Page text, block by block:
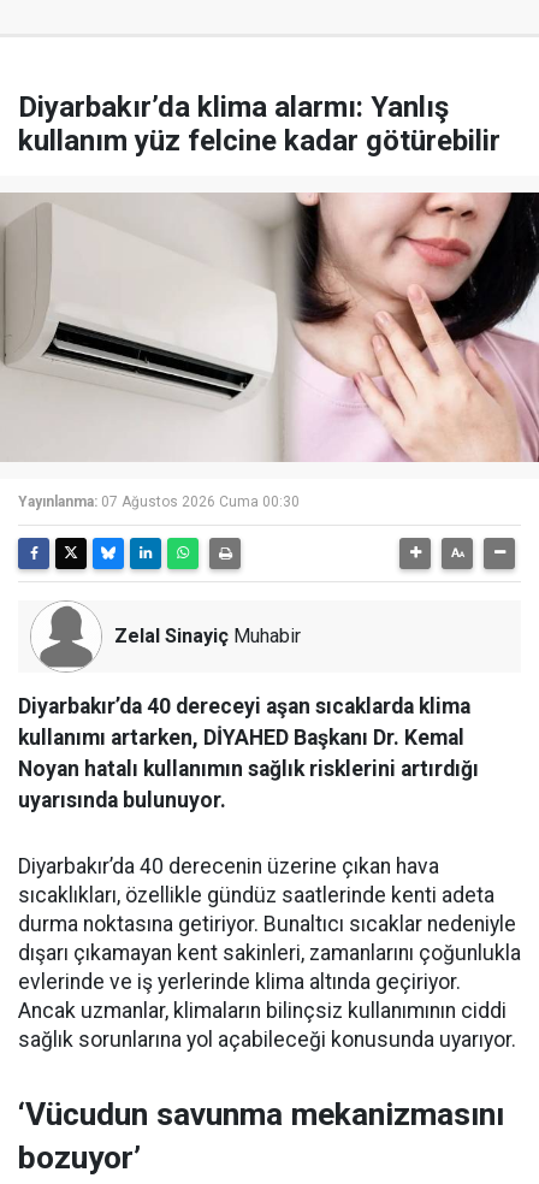
Diyarbakır’da klima alarmı: Yanlış
kullanım yüz felcine kadar götürebilir
Yayınlanma: 07 Ağustos 2026 Cuma 00:30
Zelal Sinayiç Muhabir
Diyarbakır’da 40 dereceyi aşan sıcaklarda klima
kullanımı artarken, DİYAHED Başkanı Dr. Kemal
Noyan hatalı kullanımın sağlık risklerini artırdığı
uyarısında bulunuyor.
Diyarbakır’da 40 derecenin üzerine çıkan hava
sıcaklıkları, özellikle gündüz saatlerinde kenti adeta
durma noktasına getiriyor. Bunaltıcı sıcaklar nedeniyle
dışarı çıkamayan kent sakinleri, zamanlarını çoğunlukla
evlerinde ve iş yerlerinde klima altında geçiriyor.
Ancak uzmanlar, klimaların bilinçsiz kullanımının ciddi
sağlık sorunlarına yol açabileceği konusunda uyarıyor.
‘Vücudun savunma mekanizmasını
bozuyor’